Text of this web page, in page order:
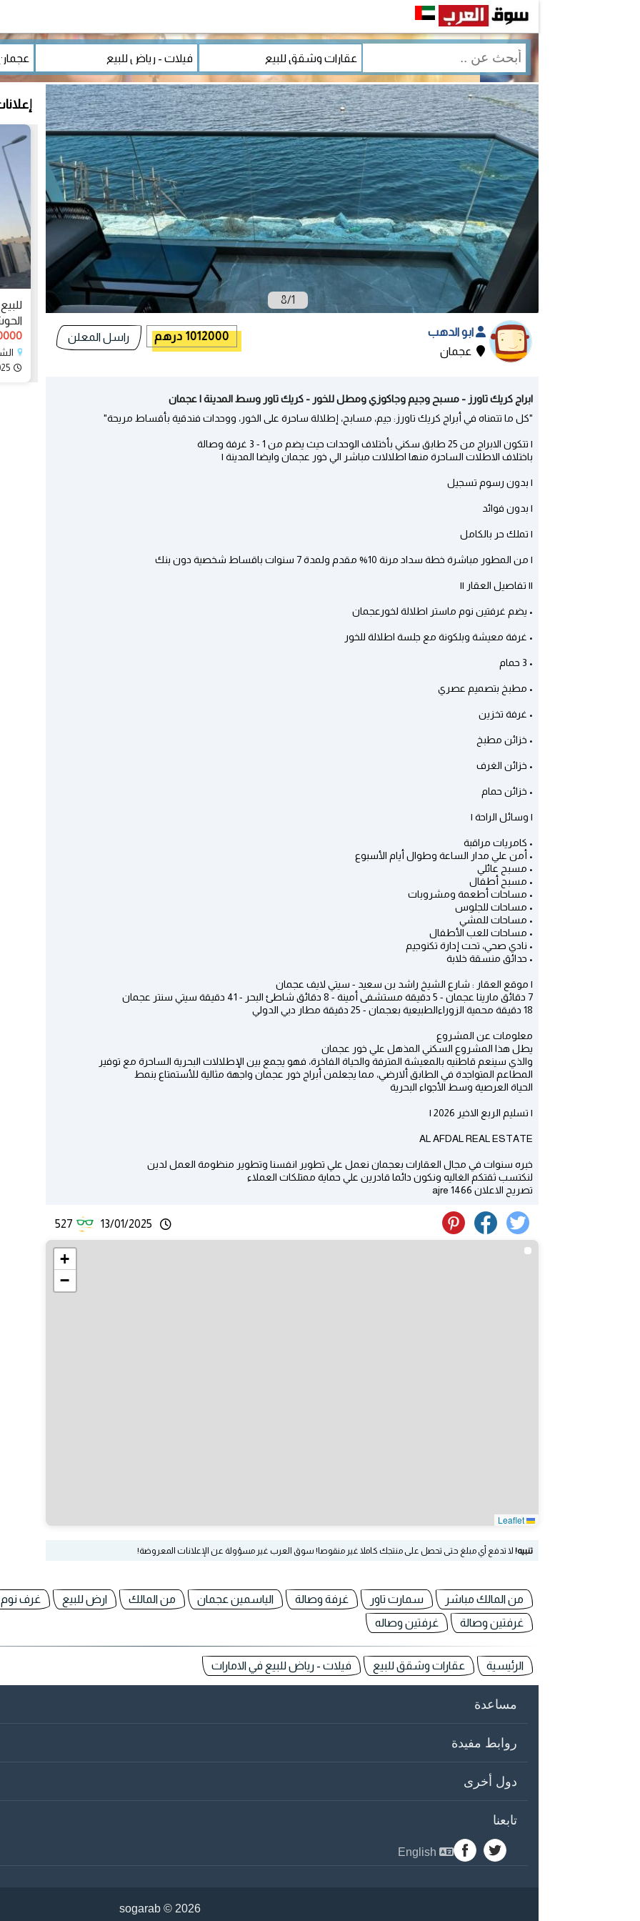
1
/
8
ابو الدهب
عجمان
1012000 درهم راسل المعلن
ابراج كريك تاورز - مسبح وجيم وجاكوزي ومطل للخور - كريك تاور وسط المدينة | عجمان
"كل ما تتمناه في أبراج كريك تاورز: جيم، مسابح، إطلالة ساحرة على الخور، ووحدات فندقية بأقساط مريحة"
| تتكون الابراج من 25 طابق سكني بأختلاف الوحدات حيث يضم من 1 - 3 غرفة وصالة
باختلاف الاطلات الساحرة منها اطلالات مباشر الي خور عجمان وايضا المدينة |
| بدون رسوم تسجيل
| بدون فوائد
| تملك حر بالكامل
| من المطور مباشرة خطة سداد مرنة 10% مقدم ولمدة 7 سنوات باقساط شخصية دون بنك
|| تفاصيل العقار ||
• يضم غرفتين نوم ماستر اطلالة لخورعجمان
• غرفة معيشة وبلكونة مع جلسة اطلالة للخور
• 3 حمام
• مطبخ بتصميم عصري
• غرفة تخزين
• خزائن مطبخ
• خزائن الغرف
• خزائن حمام
| وسائل الراحة |
• كامريات مراقبة
• أمن علي مدار الساعة وطوال أيام الأسبوع
• مسبح عائلي
• مسبح أطفال
• مساحات أطعمة ومشروبات
• مساحات للجلوس
• مساحات للمشي
• مساحات للعب الأطفال
• نادي صحي، تحت إدارة تكنوجيم
• حدائق منسقة خلابة
| موقع العقار : شارع الشيخ راشد بن سعيد - سيتي لايف عجمان
7 دقائق مارينا عجمان - 5 دقيقة مستشفى أمينة - 8 دقائق شاطئ البحر - 41 دقيقة سيتي سنتر عجمان
18 دقيقة محمية الزوراءالطبيعية بعجمان - 25 دقيقة مطار دبي الدولي
معلومات عن المشروع
يطل هذا المشروع السكني المذهل علي خور عجمان
والذي سينعم قاطنيه بالمعيشة المترفة والحياة الفاخرة، فهو يجمع بين الإطلالات البحرية الساحرة مع توفير
المطاعم المتواجدة في الطابق ألارضي، مما يجعلمن أبراج خور عجمان واجهة مثالية للأستمتاع بنمط
الحياة العرصية وسط الأجواء البحرية
| تسليم الربع الاخير 2026 |
AL AFDAL REAL ESTATE
خبره سنوات في مجال العقارات بعجمان نعمل علي تطوير انفسنا وتطوير منظومة العمل لدين
لنكتسب ثقتكم الغاليه ونكون دائما قادرين علي حماية ممتلكات العملاء
تصريح الاعلان ajre 1466
13/01/2025
527
+
−
تنبيه! لا تدفع أي مبلغ حتى تحصل على منتجك كاملا غير منقوصا! سوق العرب غير مسؤولة عن الإعلانات المعروضة!
من المالك مباشر سمارت تاور غرفة وصالة الياسمين عجمان من المالك ارض للبيع غرف نوم
غرفتين وصالة
غرفتين وصاله
الرئيسية عقارات وشقق للبيع فيلات - رياض للبيع في الامارات
مساعدة
روابط مفيدة
دول أخرى
تابعنا
sogarab © 2026